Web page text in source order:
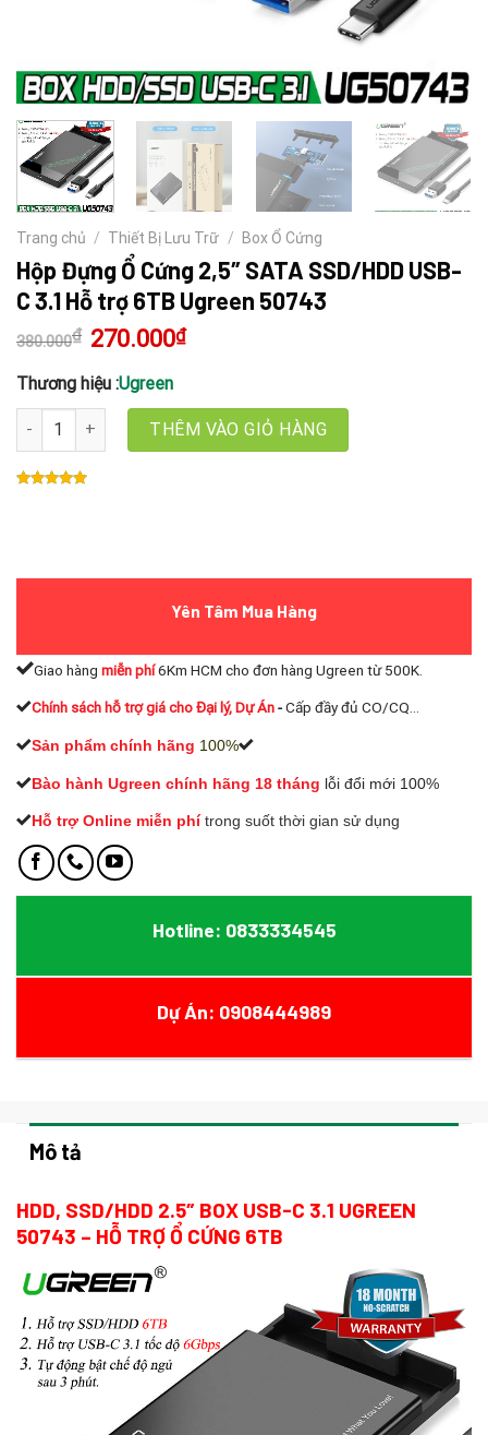
Trang chủ / Thiết Bị Lưu Trữ / Box Ổ Cứng
Hộp Đựng Ổ Cứng 2,5″ SATA SSD/HDD USB-
C 3.1 Hỗ trợ 6TB Ugreen 50743
380.000₫ Giá
gốc
380.000₫.
270.000₫Giá
hiện
Thương hiệu :Ugreen
Hộp Đựng Ổ Cứng 2,5" SATA SSD/HDD USB-C 3.1 Hỗ trợ 6TB
THÊM VÀO GIỎ HÀNG
Yên Tâm Mua Hàng
Giao hàng miễn phí6Km HCM cho đơn hàng Ugreen từ 500K.
Chính sách hỗ trợ giá cho Đại lý, Dự Án-Cấp đầy đủ CO/CQ...
Sản phẩm chính hãng 100%
Bào hành Ugreen chính hãng 18 tháng lỗi đổi mới 100%
Hỗ trợ Online miễn phí trong suốt thời gian sử dụng
Hotline: 0833334545
Dự Án: 0908444989
Mô tả
HDD, SSD/HDD 2.5″ BOX USB-C 3.1 UGREEN
50743 – HỖ TRỢ Ổ CỨNG 6TB